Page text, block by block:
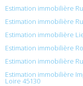
Estimation immobilière
Estimation immobilière
Estimation immobilière
Estimation immobilière
Estimation immobilière
Estimation immobilière
Loire 45130